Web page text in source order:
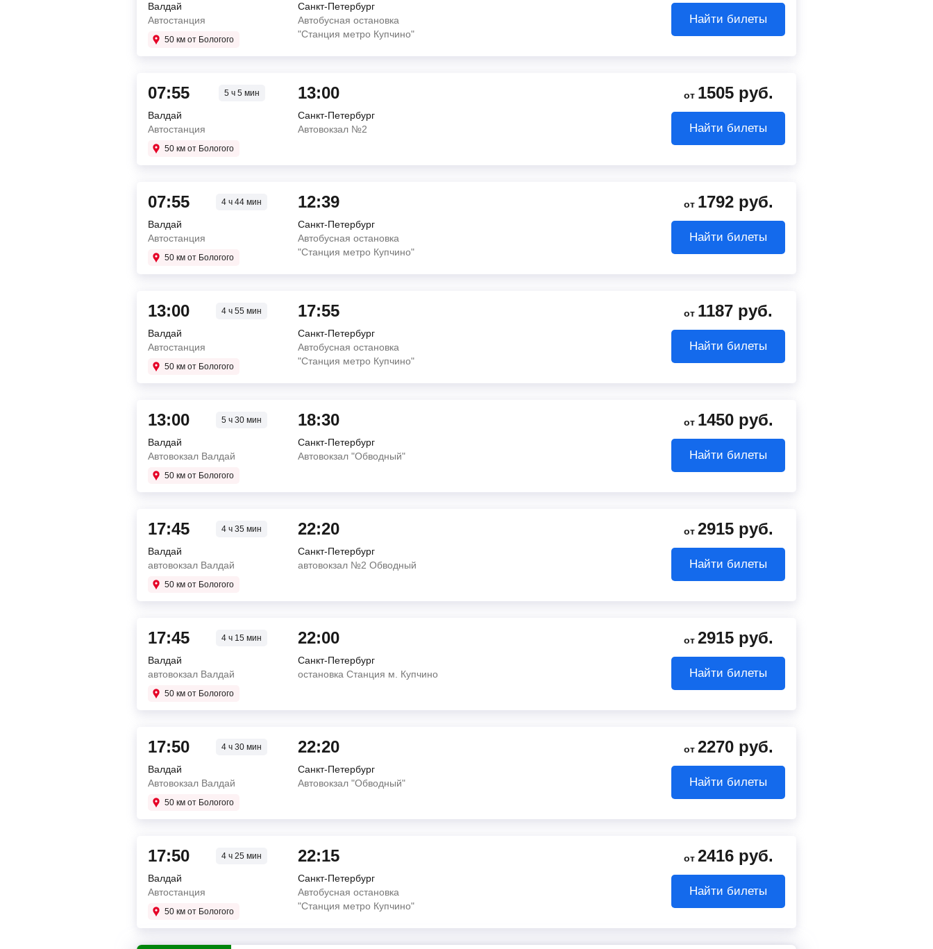
Валдай
Автостанция
50 км от Бологого
Санкт-Петербург
Автобусная остановка
"Станция метро Купчино"
Найти билеты
07:55 5 ч 5 мин
Валдай
Автостанция
50 км от Бологого
13:00
Санкт-Петербург
Автовокзал №2
от 1505 руб.
Найти билеты
07:55 4 ч 44 мин
Валдай
Автостанция
50 км от Бологого
12:39
Санкт-Петербург
Автобусная остановка
"Станция метро Купчино"
от 1792 руб.
Найти билеты
13:00 4 ч 55 мин
Валдай
Автостанция
50 км от Бологого
17:55
Санкт-Петербург
Автобусная остановка
"Станция метро Купчино"
от 1187 руб.
Найти билеты
13:00 5 ч 30 мин
Валдай
Автовокзал Валдай
50 км от Бологого
18:30
Санкт-Петербург
Автовокзал "Обводный"
от 1450 руб.
Найти билеты
17:45 4 ч 35 мин
Валдай
автовокзал Валдай
50 км от Бологого
22:20
Санкт-Петербург
автовокзал №2 Обводный
от 2915 руб.
Найти билеты
17:45 4 ч 15 мин
Валдай
автовокзал Валдай
50 км от Бологого
22:00
Санкт-Петербург
остановка Станция м. Купчино
от 2915 руб.
Найти билеты
17:50 4 ч 30 мин
Валдай
Автовокзал Валдай
50 км от Бологого
22:20
Санкт-Петербург
Автовокзал "Обводный"
от 2270 руб.
Найти билеты
17:50 4 ч 25 мин
Валдай
Автостанция
50 км от Бологого
22:15
Санкт-Петербург
Автобусная остановка
"Станция метро Купчино"
от 2416 руб.
Найти билеты